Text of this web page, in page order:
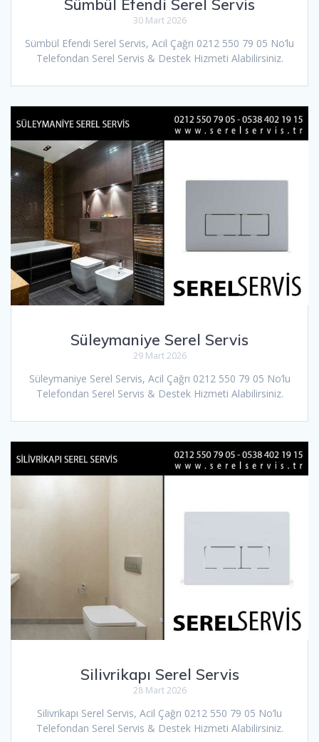
Sümbül Efendi Serel Servis
30 Mart 2026
Sümbül Efendi Serel Servis, Acil Çağrı 0212 550 79 05 No’lu
Telefondan Serel Servis & Destek Hizmeti Alabilirsiniz.
Süleymaniye Serel Servis
29 Mart 2026
Süleymaniye Serel Servis, Acil Çağrı 0212 550 79 05 No’lu
Telefondan Serel Servis & Destek Hizmeti Alabilirsiniz.
Silivrikapı Serel Servis
28 Mart 2026
Silivrikapı Serel Servis, Acil Çağrı 0212 550 79 05 No’lu
Telefondan Serel Servis & Destek Hizmeti Alabilirsiniz.